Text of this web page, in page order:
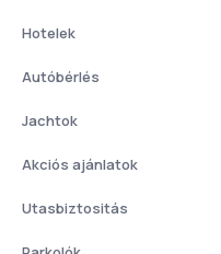
Hotelek
Autóbérlés
Jachtok
Akciós ajánlatok
Utasbiztositás